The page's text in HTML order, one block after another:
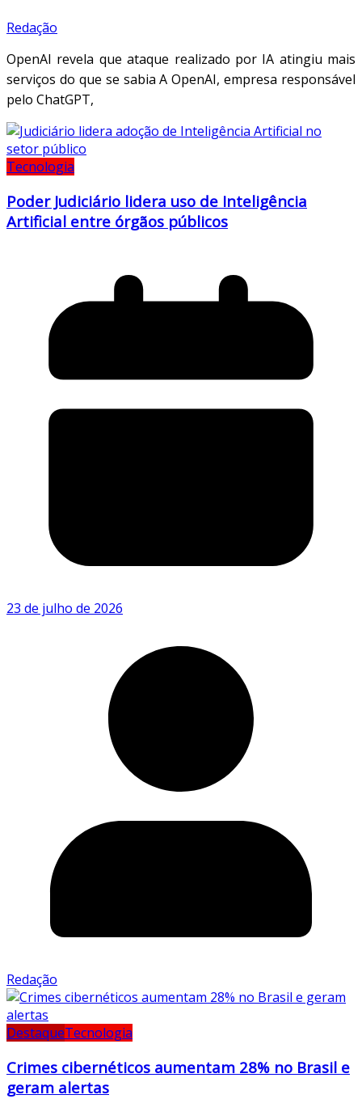
Redação
OpenAI revela que ataque realizado por IA atingiu mais
serviços do que se sabia A OpenAI, empresa responsável
pelo ChatGPT,
Tecnologia
Poder Judiciário lidera uso de Inteligência
Artificial entre órgãos públicos
23 de julho de 2026
Redação
DestaqueTecnologia
Crimes cibernéticos aumentam 28% no Brasil e
geram alertas